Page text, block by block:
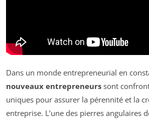
Dans un monde entrepreneurial en
nouveaux entrepreneurs sont
uniques pour assurer la pérennité et la
entreprise. L’une des pierres angulaires